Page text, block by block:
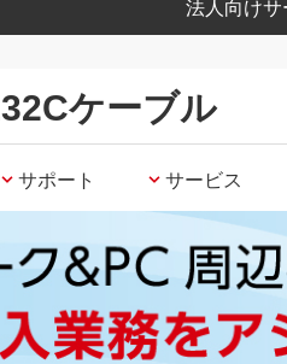
法人向けサ
ケーブル
サポート サービス